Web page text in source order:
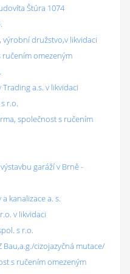
Štúra 1074
, výrobní družstvo,v likvidaci
ručením omezeným
a.s. v likvidaci
r.o.
společnost s ručením
garáží v Brně -
kanalizace a. s.
v likvidaci
s r.o.
Bau,a.g./cizojazyčná mutace/
s ručením omezeným